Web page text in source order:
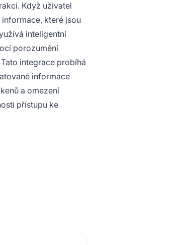
Když uživatel
které jsou
inteligentní
porozumění
integrace probíhá
informace
a omezení
přístupu ke